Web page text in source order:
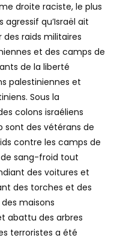
droite raciste, le plus
qu’Israël ait
raids militaires
et des camps de
de la liberté
palestiniennes et
Sous la
colons israéliens
sont des vétérans de
contre les camps de
sang-froid tout
des voitures et
des torches et des
maisons
abattu des arbres
terroristes a été